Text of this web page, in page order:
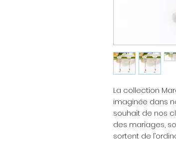
La collection
imaginée dans
souhait de nos
des mariages,
sortent de